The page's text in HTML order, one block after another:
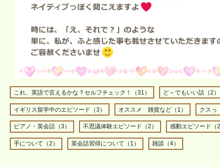
これ、英語で言えるかな？セルフチェック！（31） ど～でもいい話（2）
イギリス留学中のエピソード（3） オススメ 雑貨など（1） クスっ
ピアノ・英会話（3） 不思議体験エピソード（2） 感動エピソード（
手について（2） 英会話習得について（1） 雑談（4）